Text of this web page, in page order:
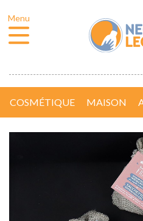
COSMÉTIQUE MAISON